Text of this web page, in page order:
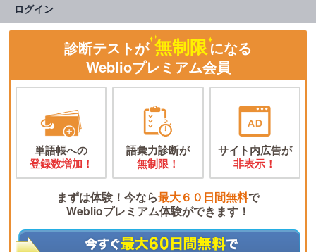
ログイン
診断テストが 無制限になる
Weblioプレミアム会員
単語帳への
登録数増加！
語彙力診断が
無制限！
サイト内広告が
非表示！
まずは体験！今なら最大６０日間無料で
Weblioプレミアム体験ができます！